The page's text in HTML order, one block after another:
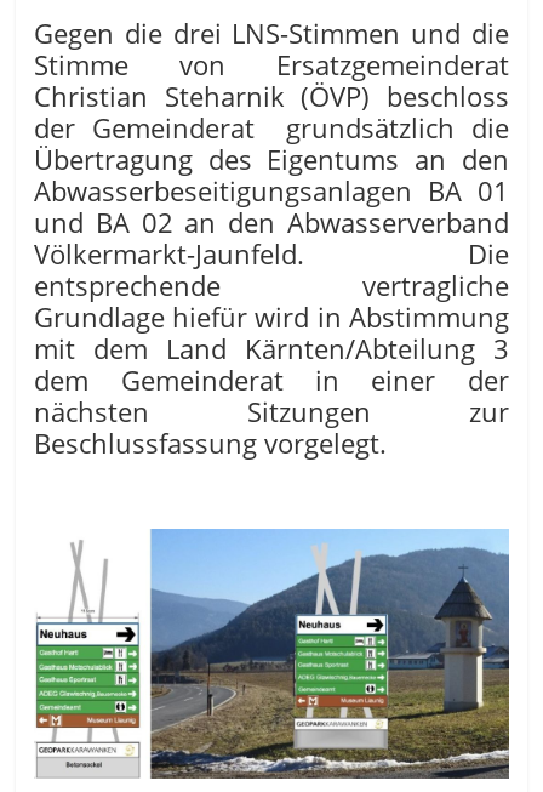
Gegen die drei LNS-Stimmen und die
Stimme von Ersatzgemeinderat
Christian Steharnik (ÖVP) beschloss
der Gemeinderat grundsätzlich die
Übertragung des Eigentums an den
Abwasserbeseitigungsanlagen BA 01
und BA 02 an den Abwasserverband
Völkermarkt-Jaunfeld. Die
entsprechende vertragliche
Grundlage hiefür wird in Abstimmung
mit dem Land Kärnten/Abteilung 3
dem Gemeinderat in einer der
nächsten Sitzungen zur
Beschlussfassung vorgelegt.